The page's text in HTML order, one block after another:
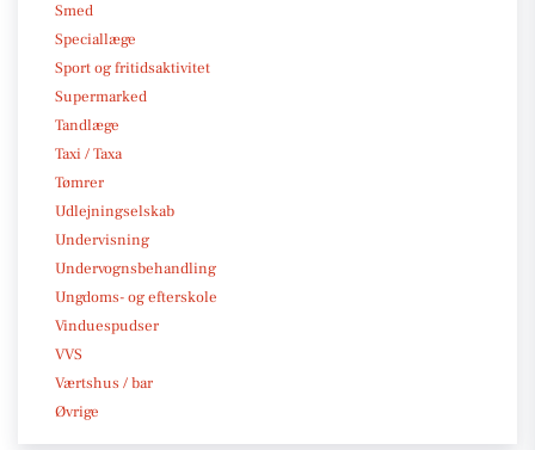
Smed
Speciallæge
Sport og fritidsaktivitet
Supermarked
Tandlæge
Taxi / Taxa
Tømrer
Udlejningselskab
Undervisning
Undervognsbehandling
Ungdoms- og efterskole
Vinduespudser
VVS
Værtshus / bar
Øvrige